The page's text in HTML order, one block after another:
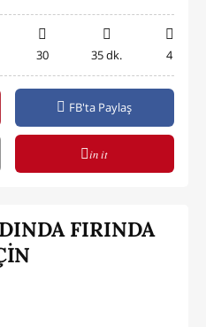
30 35 dk. 4
FB'ta Paylaş
in it
FIRINDA